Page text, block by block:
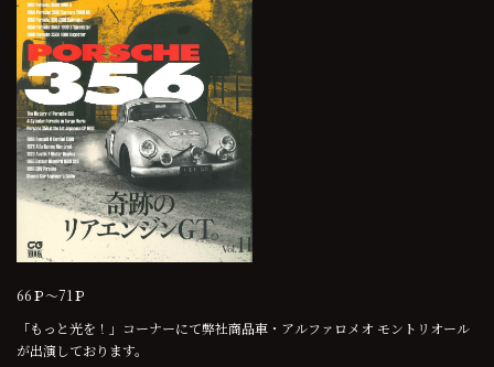
66Ｐ～71Ｐ
「もっと光を！」コーナーにて弊社商品車・アルファロメオ モントリオール
が出演しております。